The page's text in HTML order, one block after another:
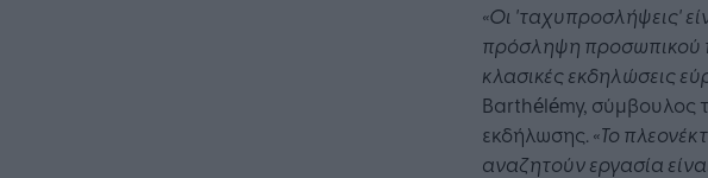
«Οι 'ταχυπροσλήψεις'
πρόσληψη προσωπικού
κλασικές εκδηλώσεις
Barthélémy, σύμβουλος
εκδήλωσης. «Το
αναζητούν εργασία